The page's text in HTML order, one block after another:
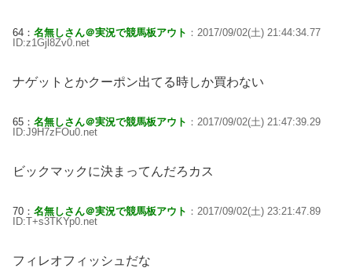
64： 名無しさん＠実況で競馬板アウト ：2017/09/02(土) 21:44:34.77
ID:z1Gjl8Zv0.net
ナゲットとかクーポン出てる時しか買わない
65： 名無しさん＠実況で競馬板アウト ：2017/09/02(土) 21:47:39.29
ID:J9H7zFOu0.net
ビックマックに決まってんだろカス
70： 名無しさん＠実況で競馬板アウト ：2017/09/02(土) 23:21:47.89
ID:T+s3TKYp0.net
フィレオフィッシュだな